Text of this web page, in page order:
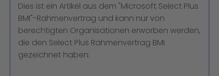
Dies ist ein Artikel aus dem "Microsoft Select Plus
BMI"-Rahmenvertrag und kann nur von
berechtigten Organisationen erworben werden,
die den Select Plus Rahmenvertrag BMI
gezeichnet haben.